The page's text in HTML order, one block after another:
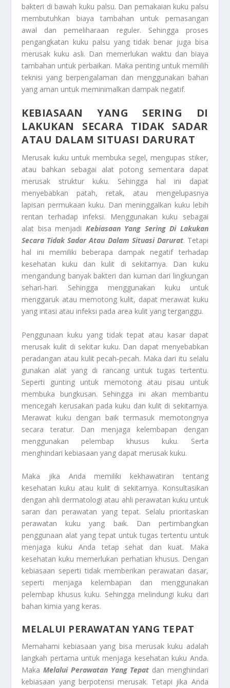
bakteri di bawah kuku palsu. Dan pemakaian kuku palsu
membutuhkan biaya tambahan untuk pemasangan
awal dan pemeliharaan reguler. Sehingga proses
pengangkatan kuku palsu yang tidak benar juga bisa
merusak kuku asli. Dan memerlukan waktu dan biaya
tambahan untuk perbaikan. Maka penting untuk memilih
teknisi yang berpengalaman dan menggunakan bahan
yang aman untuk meminimalkan dampak negatif.
KEBIASAAN YANG SERING DI
LAKUKAN SECARA TIDAK SADAR
ATAU DALAM SITUASI DARURAT
Merusak kuku untuk membuka segel, mengupas stiker,
atau bahkan sebagai alat potong sementara dapat
merusak struktur kuku. Sehingga hal ini dapat
menyebabkan patah, retak, atau mengelupasnya
lapisan permukaan kuku. Dan meninggalkan kuku lebih
rentan terhadap infeksi. Menggunakan kuku sebagai
alat bisa menjadi Kebiasaan Yang Sering Di Lakukan
Secara Tidak Sadar Atau Dalam Situasi Darurat. Tetapi
hal ini memiliki beberapa dampak negatif terhadap
kesehatan kuku dan kulit di sekitarnya. Dan kuku
mengandung banyak bakteri dan kuman dari lingkungan
sehari-hari. Sehingga menggunakan kuku untuk
menggaruk atau memotong kulit, dapat merawat kuku
yang iritasi atau infeksi pada area kulit yang terganggu.
Penggunaan kuku yang tidak tepat atau kasar dapat
merusak kulit di sekitar kuku. Dan dapat menyebabkan
peradangan atau kulit pecah-pecah. Maka dari itu selalu
gunakan alat yang di rancang untuk tugas tertentu.
Seperti gunting untuk memotong atau pisau untuk
membuka bungkusan. Sehingga ini akan membantu
mencegah kerusakan pada kuku dan kulit di sekitarnya.
Merawat kuku dengan baik termasuk memotongnya
secara teratur. Dan menjaga kelembapan dengan
menggunakan pelembap khusus kuku. Serta
menghindari kebiasaan yang dapat merusak kuku.
Maka jika Anda memiliki kekhawatiran tentang
kesehatan kuku atau kulit di sekitarnya. Konsultasikan
dengan ahli dermatologi atau ahli perawatan kuku untuk
saran dan perawatan yang tepat. Selalu prioritaskan
perawatan kuku yang baik. Dan pertimbangkan
penggunaan alat yang tepat untuk tugas tertentu untuk
menjaga kuku Anda tetap sehat dan kuat. Maka
kesehatan kuku memerlukan perhatian khusus. Dengan
kebiasaan seperti tidak memberikan perawatan dasar,
seperti menjaga kelembapan dan menggunakan
pelembap khusus kuku. Sehingga melindungi kuku dari
bahan kimia yang keras.
MELALUI PERAWATAN YANG TEPAT
Memahami kebiasaan yang bisa merusak kuku adalah
langkah pertama untuk menjaga kesehatan kuku Anda.
MakaMelalui Perawatan Yang Tepat dan menghindari
kebiasaan yang berpotensi merusak. Tetapi jika Anda